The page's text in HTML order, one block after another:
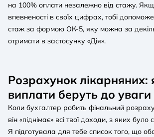
на 100% оплати незалежно від стажу.
впевненості в своїх цифрах, тобі
стаж за формою ОК-5, яку можна за
отримати в застосунку «Дія».
Розрахунок лікарняних:
виплати беруть до уваги
Коли бухгалтер робить фінальний
він «піднімає» всі твої доходи, з яких
Я підготувала для тебе список того, що